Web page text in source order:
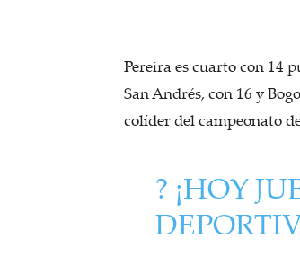
Pereira es cuarto con 14
San Andrés, con 16 y
colíder del campeonato
? ¡HOY